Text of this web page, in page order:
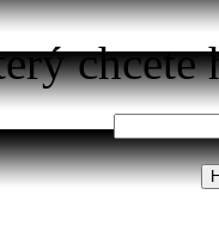
chcete